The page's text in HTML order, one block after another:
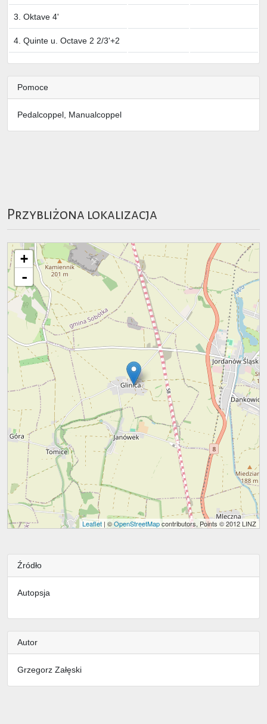
3. Oktave 4'
4. Quinte u. Octave 2 2/3'+2
Pomoce
Pedalcoppel, Manualcoppel
Przybliżona lokalizacja
+
-
Leaflet | ©OpenStreetMapcontributors, Points © 2012 LINZ
Źródło
Autopsja
Autor
Grzegorz Załęski